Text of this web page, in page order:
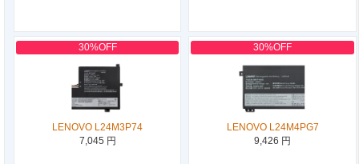
30%OFF
LENOVO L24M3P74
7,045 円
30%OFF
LENOVO L24M4PG7
9,426 円